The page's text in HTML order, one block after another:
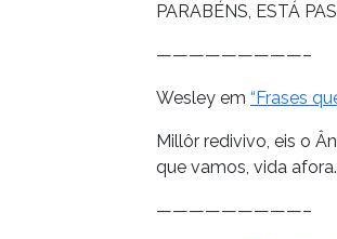
PARABÉNS, ESTÁ
—————————–
Wesley em “Frases
Millôr redivivo, eis o
que vamos, vida afora.
—————————–